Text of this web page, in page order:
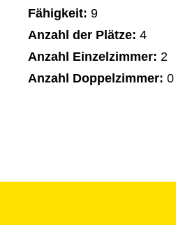
Fähigkeit: 9
Anzahl der Plätze: 4
Anzahl Einzelzimmer: 2
Anzahl Doppelzimmer: 0